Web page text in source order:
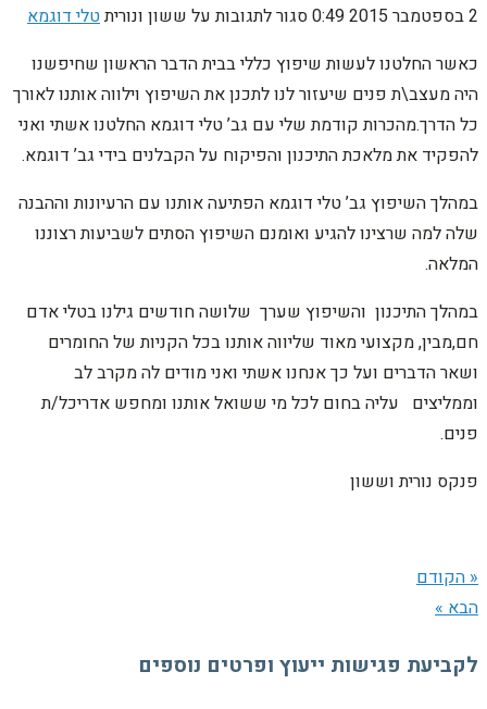
2 בספטמבר 2015
0:49סגור לתגובותעל ששון ונוריתטלי דוגמא
כאשר החלטנו לעשות שיפוץ כללי בבית הדבר הראשון שחיפשנו
היה מעצב\ת פנים שיעזור לנו לתכנן את השיפוץ וילווה אותנו לאורך
כל הדרך.מהכרות קודמת שלי עם גב’ טלי דוגמא החלטנו אשתי ואני
להפקיד את מלאכת התיכנון והפיקוח על הקבלנים בידי גב’ דוגמא.
במהלך השיפוץ גב’ טלי דוגמא הפתיעה אותנו עם הרעיונות וההבנה
שלה למה שרצינו להגיע ואומנם השיפוץ הסתים לשביעות רצוננו
המלאה.
במהלך התיכנון והשיפוץ שערך שלושה חודשים גילנו בטלי אדם
חם,מבין, מקצועי מאוד שליווה אותנו בכל הקניות של החומרים
ושאר הדברים ועל כך אנחנו אשתי ואני מודים לה מקרב לב
וממליצים עליה בחום לכל מי ששואל אותנו ומחפש אדריכל/ת
פנים.
פנקס נורית וששון
« הקודם
הבא »
לקביעת פגישות ייעוץ ופרטים נוספים